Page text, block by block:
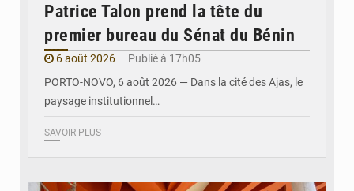
Patrice Talon prend la tête du
premier bureau du Sénat du Bénin
6 août 2026
Publié à 17h05
PORTO-NOVO, 6 août 2026 — Dans la cité des Ajas, le
paysage institutionnel…
SAVOIR PLUS